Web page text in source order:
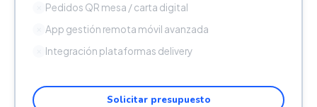
Pedidos QR mesa / carta digital
App gestión remota móvil avanzada
Integración plataformas delivery
Solicitar presupuesto